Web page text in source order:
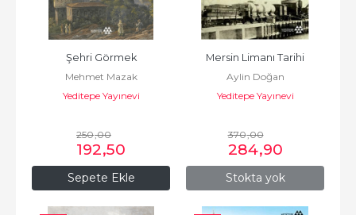
Sepete Ekle
Şehri Görmek
Mehmet Mazak
Yeditepe Yayınevi
250,00
192,50
Stokta yok
Mersin Limanı Tarihi
Aylin Doğan
Yeditepe Yayınevi
370,00
284,90